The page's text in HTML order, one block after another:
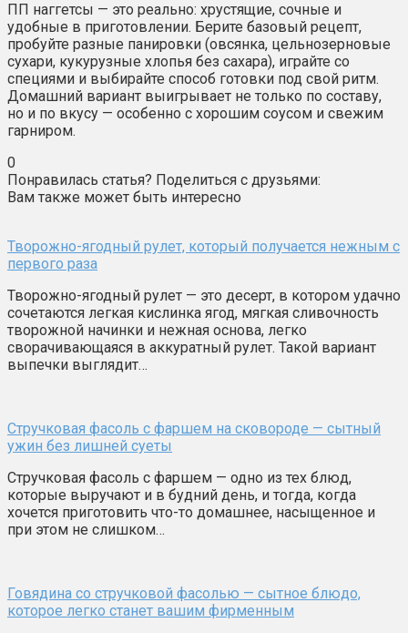
ПП наггетсы — это реально: хрустящие, сочные и
удобные в приготовлении. Берите базовый рецепт,
пробуйте разные панировки (овсянка, цельнозерновые
сухари, кукурузные хлопья без сахара), играйте со
специями и выбирайте способ готовки под свой ритм.
Домашний вариант выигрывает не только по составу,
но и по вкусу — особенно с хорошим соусом и свежим
гарниром.
0
Понравилась статья? Поделиться с друзьями:
Вам также может быть интересно
Творожно-ягодный рулет, который получается нежным с
первого раза
Творожно-ягодный рулет — это десерт, в котором удачно
сочетаются легкая кислинка ягод, мягкая сливочность
творожной начинки и нежная основа, легко
сворачивающаяся в аккуратный рулет. Такой вариант
выпечки выглядит…
Стручковая фасоль с фаршем на сковороде — сытный
ужин без лишней суеты
Стручковая фасоль с фаршем — одно из тех блюд,
которые выручают и в будний день, и тогда, когда
хочется приготовить что-то домашнее, насыщенное и
при этом не слишком…
Говядина со стручковой фасолью — сытное блюдо,
которое легко станет вашим фирменным